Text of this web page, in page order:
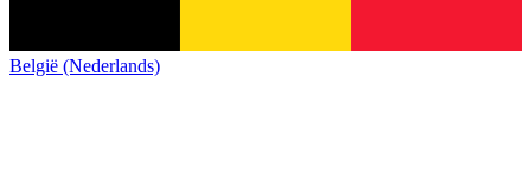
België (Nederlands)